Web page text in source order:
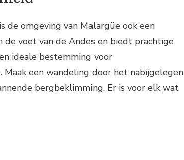
de omgeving van Malargüe ook een
de voet van de Andes en biedt prachtige
ideale bestemming voor
een wandeling door het nabijgelegen
bergbeklimming. Er is voor elk wat